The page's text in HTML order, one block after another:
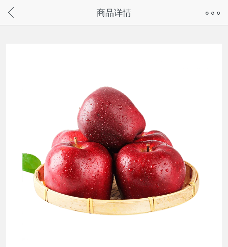
请通过微信或支付宝搜“奇兔客小程序”访问
商品详情